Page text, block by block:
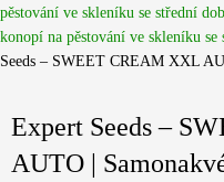
pěstování ve skleníku se střední
konopí na pěstování ve skleníku
Seeds – SWEET CREAM XXL
Expert Seeds –
AUTO |